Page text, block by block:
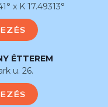
x K 17.49313°
ÉTTEREM
u. 26.